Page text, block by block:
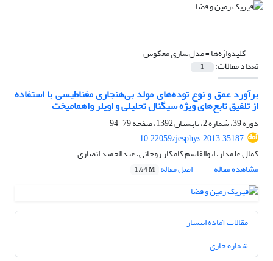
کلیدواژه‌ها =مدل‌سازی معکوس
تعداد مقالات: 1
برآورد عمق و نوع توده‌‌های مولد بی‌هنجاری مغناطیسی با استفاده
از تلفیق تابع‌های ویژه سیگنال تحلیلی و اویلر واهمامیخت
دوره 39، شماره 2، تابستان 1392، صفحه
79-94
10.22059/jesphys.2013.35187
کمال علمدار، ابوالقاسم کامکار روحانی، عبدالحمید انصاری
مشاهده مقاله
اصل مقاله 1.64 M
مقالات آماده انتشار
شماره جاری